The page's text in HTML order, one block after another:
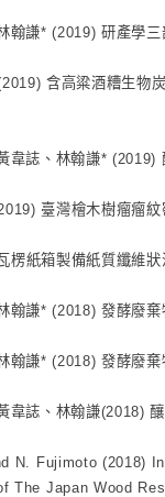
翰謙* (2019) 研產學
含高粱酒糟生物
韋誌、林翰謙* (2019)
臺灣檜木樹瘤瘤
楞紙箱製備紙質纖維
翰謙* (2018) 發酵廢
翰謙* (2018) 發酵廢
韋誌、林翰謙(2018)
N. Fujimoto (2018)
The Japan Wood